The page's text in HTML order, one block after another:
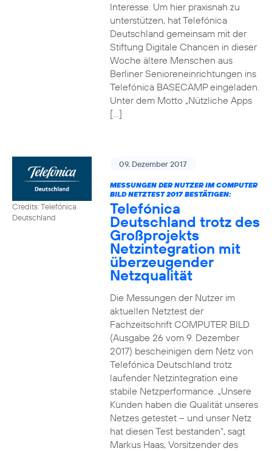
Interesse. Um hier praxisnah zu
unterstützen, hat Telefónica
Deutschland gemeinsam mit der
Stiftung Digitale Chancen in dieser
Woche ältere Menschen aus
Berliner Senioreneinrichtungen ins
Telefónica BASECAMP eingeladen.
Unter dem Motto „Nützliche Apps
[…]
Credits: Telefónica
Deutschland
09. Dezember 2017
MESSUNGEN DER NUTZER IM COMPUTER
BILD NETZTEST 2017 BESTÄTIGEN:
Telefónica
Deutschland trotz des
Großprojekts
Netzintegration mit
überzeugender
Netzqualität
Die Messungen der Nutzer im
aktuellen Netztest der
Fachzeitschrift COMPUTER BILD
(Ausgabe 26 vom 9. Dezember
2017) bescheinigen dem Netz von
Telefónica Deutschland trotz
laufender Netzintegration eine
stabile Netzperformance. „Unsere
Kunden haben die Qualität unseres
Netzes getestet – und unser Netz
hat diesen Test bestanden“, sagt
Markus Haas, Vorsitzender des